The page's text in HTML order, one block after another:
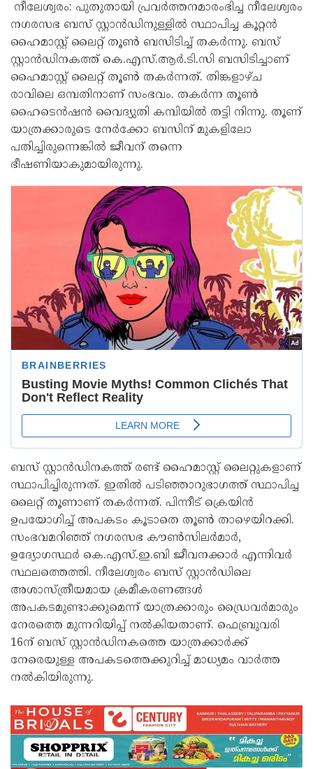
നീലേശ്വരം: പുതുതായി പ്രവർത്തനമാരംഭിച്ച നീലേശ്വരം
നഗരസഭ ബസ് സ്റ്റാൻഡിനുള്ളിൽ സ്ഥാപിച്ച കൂറ്റൻ
ഹൈമാസ്റ്റ് ലൈറ്റ് തൂൺ ബസിടിച്ച് തകർന്നു. ബസ്
സ്റ്റാൻഡിനകത്ത് കെ.എസ്.ആർ.ടി.സി ബസിടിച്ചാണ്
ഹൈമാസ്റ്റ് ലൈറ്റ് തൂൺ തകർന്നത്. തിങ്കളാഴ്ച
രാവിലെ ഒമ്പതിനാണ് സംഭവം. തകർന്ന തൂൺ
ഹൈടെൻഷൻ വൈദ്യുതി കമ്പിയിൽ തട്ടി നിന്നു. തൂണ്
യാത്രക്കാരുടെ നേർക്കോ ബസിന് മുകളിലോ
പതിച്ചിരുന്നെങ്കിൽ ജീവന് തന്നെ
ഭീഷണിയാകുമായിരുന്നു.
ബസ് സ്റ്റാൻഡിനകത്ത് രണ്ട് ഹൈമാസ്റ്റ് ലൈറ്റുകളാണ്
സ്ഥാപിച്ചിരുന്നത്. ഇതിൽ പടിഞ്ഞാറുഭാഗത്ത് സ്ഥാപിച്ച
ലൈറ്റ് തൂണാണ് തകർന്നത്. പിന്നീട് ക്രെയിൻ
ഉപയോഗിച്ച് അപകടം കൂടാതെ തൂൺ താഴെയിറക്കി.
സംഭവമറിഞ്ഞ് നഗരസഭ കൗൺസിലർമാർ,
ഉദ്യോഗസ്ഥർ കെ.എസ്.ഇ.ബി ജീവനക്കാർ എന്നിവർ
സ്ഥലത്തെത്തി. നീലേശ്വരം ബസ് സ്റ്റാൻഡിലെ
അശാസ്ത്രീയമായ ക്രമീകരണങ്ങൾ
അപകടമുണ്ടാക്കുമെന്ന് യാത്രക്കാരും ഡ്രൈവർമാരും
നേരത്തെ മുന്നറിയിപ്പ് നൽകിയതാണ്. ഫെബ്രുവരി
16ന് ബസ് സ്റ്റാൻഡിനകത്തെ യാത്രക്കാർക്ക്
നേരെയുള്ള അപകടത്തെക്കുറിച്ച് മാധ്യമം വാർത്ത
നൽകിയിരുന്നു.